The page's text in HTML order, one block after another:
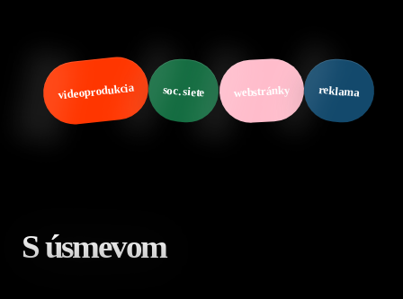
videoprodukcia soc. siete webstránky reklama
S úsmevom